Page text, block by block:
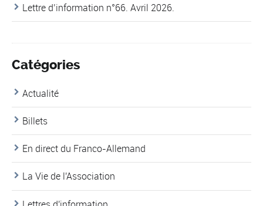
Lettre d’information n°66. Avril 2026.
Catégories
Actualité
Billets
En direct du Franco-Allemand
La Vie de l'Association